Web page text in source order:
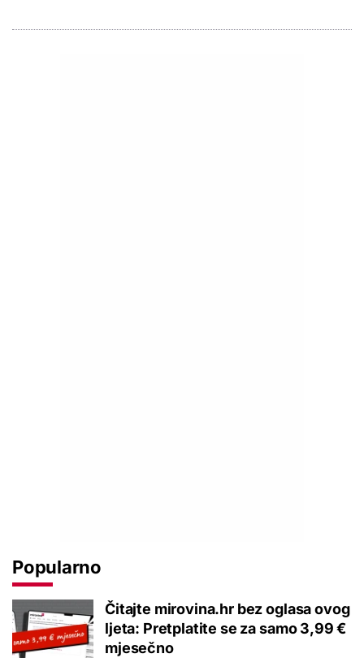
Popularno
Čitajte mirovina.hr bez oglasa ovog
ljeta: Pretplatite se za samo 3,99 €
mjesečno